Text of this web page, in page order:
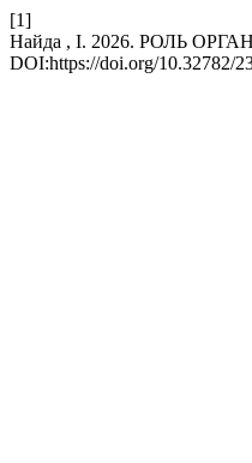
[1]
Найда , І. 2026. РОЛЬ
DOI:https://doi.org/10.32782/